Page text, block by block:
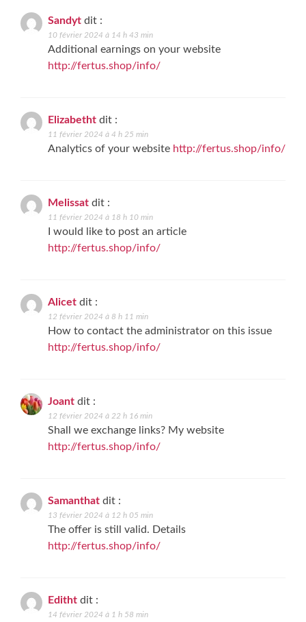
Sandyt dit :
10 février 2024 à 14 h 43 min
Additional earnings on your website
http://fertus.shop/info/
Elizabetht dit :
11 février 2024 à 4 h 25 min
Analytics of your website http://fertus.shop/info/
Melissat dit :
11 février 2024 à 18 h 10 min
I would like to post an article
http://fertus.shop/info/
Alicet dit :
12 février 2024 à 8 h 11 min
How to contact the administrator on this issue
http://fertus.shop/info/
Joant dit :
12 février 2024 à 22 h 16 min
Shall we exchange links? My website
http://fertus.shop/info/
Samanthat dit :
13 février 2024 à 12 h 05 min
The offer is still valid. Details
http://fertus.shop/info/
Editht dit :
14 février 2024 à 1 h 58 min